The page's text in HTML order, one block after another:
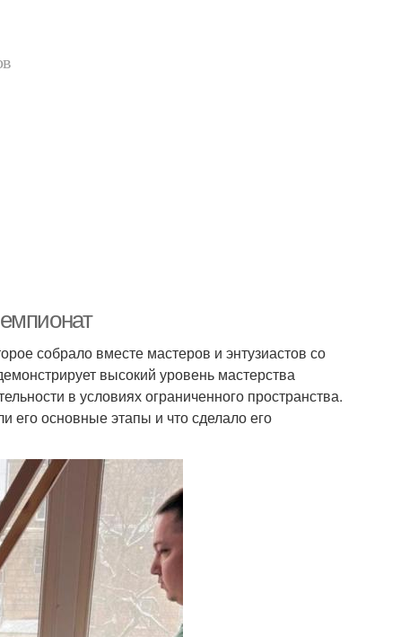
собрало вместе мастеров и энтузиастов со
высокий уровень мастерства
в условиях ограниченного пространства.
его основные этапы и что сделало его